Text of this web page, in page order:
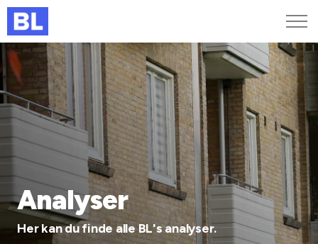
Genveje
Find medarbejder
Kurser og arrangementer
Jobportalen
MitBL
Analyser
Her kan du finde alle BL's analyser.